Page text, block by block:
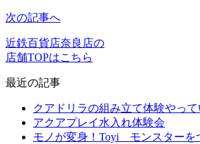
次の記事へ
近鉄百貨店奈良店の
店舗TOPはこちら
最近の記事
クアドリラの組み立て体験やって
アクアプレイ水入れ体験会
モノが変身！Toyi モンスターを